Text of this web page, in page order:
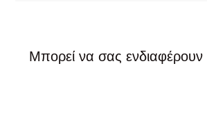
Μπορεί να σας ενδιαφέρουν